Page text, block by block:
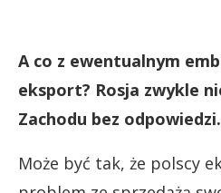
A co z ewentualnym
eksport? Rosja zwykle
Zachodu bez odpowiedzi.
Może być tak, że polscy